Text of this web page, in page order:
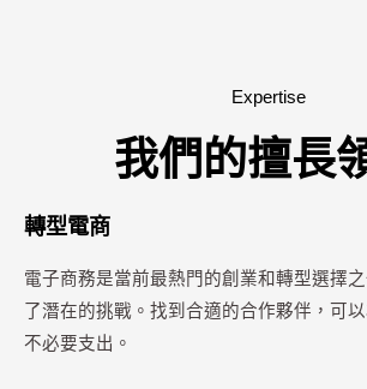
Expertise
我們的擅長
轉型電商
電子商務是當前最熱門的創業和轉型選擇
了潛在的挑戰。找到合適的合作夥伴，可
不必要支出。